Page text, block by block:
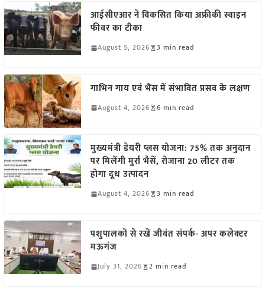
आईसीएआर ने विकसित किया अफ्रीकी स्वाइन
फीवर का टीका
August 5, 2026 3 min read
गाभिन गाय एवं भैंस में संभावित प्रसव के लक्षण
August 4, 2026 6 min read
मुख्यमंत्री डेयरी प्लस योजना: 75% तक अनुदान
पर मिलेंगी मुर्रा भैंसें, रोजाना 20 लीटर तक
होगा दूध उत्पादन
August 4, 2026 3 min read
पशुपालकों से रखें जीवंत संपर्क- अपर कलेक्टर
मऊगंज
July 31, 2026 2 min read